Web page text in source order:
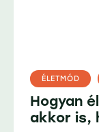
ÉLETMÓD
Hogyan
akkor is,